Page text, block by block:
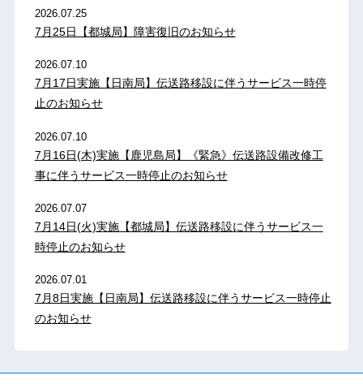
2026.07.25
7月25日【都城局】障害復旧のお知らせ
2026.07.10
7月17日実施【日南局】伝送路移設に伴うサービス一時停
止のお知らせ
2026.07.10
7月16日(木)実施【鹿児島局】《緊急》伝送路設備改修工
事に伴うサービス一時停止のお知らせ
2026.07.07
7月14日(火)実施【都城局】伝送路移設に伴うサービス一
時停止のお知らせ
2026.07.01
7月8日実施【日南局】伝送路移設に伴うサービス一時停止
のお知らせ